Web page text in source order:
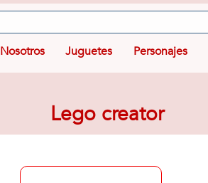
Nosotros Juguetes Personajes
Lego creator